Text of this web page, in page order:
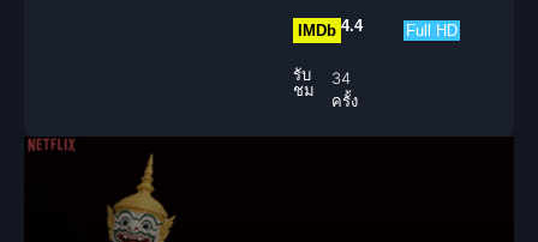
IMDb 4.4 Full HD
รับ
ชม
34
ครั้ง